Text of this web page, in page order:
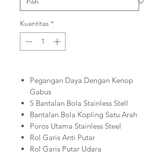
Kuantitas *
Pegangan Daya Dengan Kenop
Gabus
5 Bantalan Bola Stainless Stell
Bantalan Bola Kopling Satu Arah
Poros Utama Stainless Steel
Rol Garis Anti Putar
Rol Garis Putar Udara